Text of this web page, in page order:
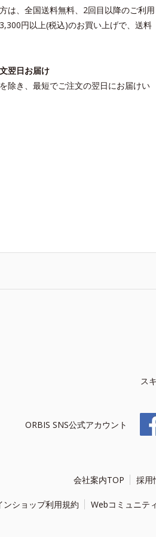
は、全国送料無料、2回目以降のご利用
円以上(税込)のお買い上げで、送料
翌日お届け
除き、最短でご注文の翌日にお届けい
ス
ORBIS SNS公式アカウント
会社案内TOP 採用
ンショップ利用規約 Webコミュニテ